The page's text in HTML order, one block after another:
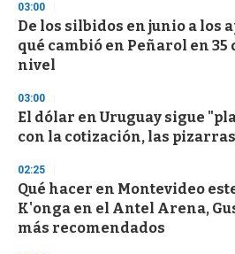
03:00
De los silbidos en junio a los
qué cambió en Peñarol en 35
nivel
03:00
El dólar en Uruguay sigue
con la cotización, las
02:25
Qué hacer en Montevideo
K'onga en el Antel Arena,
más recomendados